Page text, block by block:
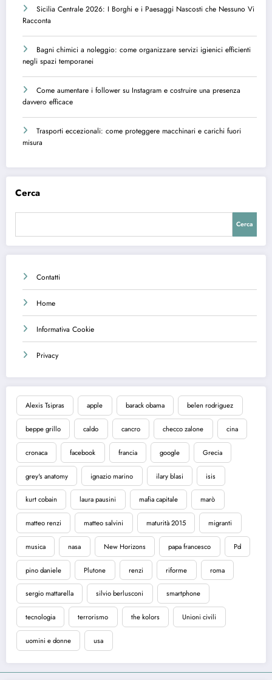
Sicilia Centrale 2026: I Borghi e i Paesaggi Nascosti che Nessuno Vi
Racconta
Bagni chimici a noleggio: come organizzare servizi igienici efficienti
negli spazi temporanei
Come aumentare i follower su Instagram e costruire una presenza
davvero efficace
Trasporti eccezionali: come proteggere macchinari e carichi fuori
misura
Cerca
Cerca
Contatti
Home
Informativa Cookie
Privacy
Alexis Tsipras apple barack obama belen rodriguez
beppe grillo caldo cancro checco zalone cina
cronaca facebook francia google Grecia
grey's anatomy ignazio marino ilary blasi isis
kurt cobain laura pausini mafia capitale marò
matteo renzi matteo salvini maturità 2015 migranti
musica nasa New Horizons papa francesco Pd
pino daniele Plutone renzi riforme roma
sergio mattarella silvio berlusconi smartphone
tecnologia terrorismo the kolors Unioni civili
uomini e donne usa